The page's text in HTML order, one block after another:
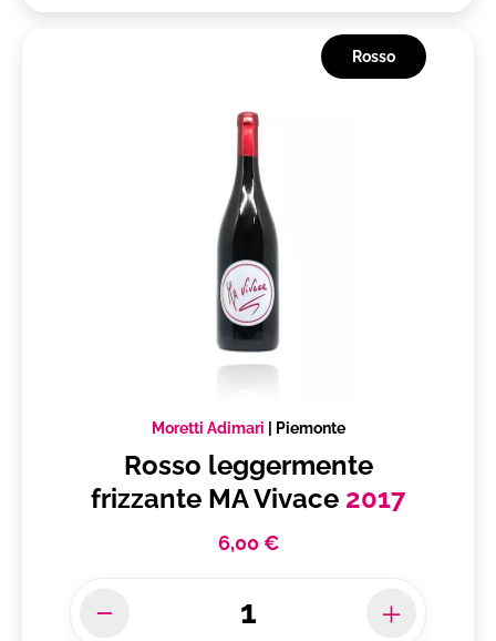
Rosso
Moretti Adimari Piemonte
Rosso leggermente
frizzante MA Vivace 2017
6,00 €